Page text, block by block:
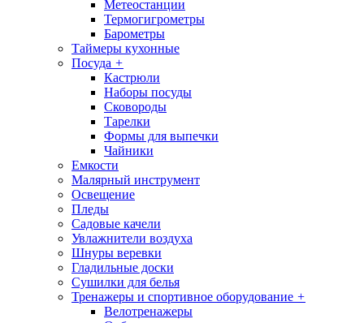
Метеостанции
Термогигрометры
Барометры
Таймеры кухонные
Посуда +
Кастрюли
Наборы посуды
Сковороды
Тарелки
Формы для выпечки
Чайники
Емкости
Малярный инструмент
Освещение
Пледы
Садовые качели
Увлажнители воздуха
Шнуры веревки
Гладильные доски
Сушилки для белья
Тренажеры и спортивное оборудование +
Велотренажеры